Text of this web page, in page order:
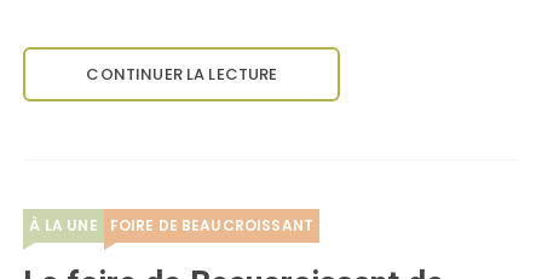
CONTINUER LA LECTURE
À LA UNE FOIRE DE BEAUCROISSANT